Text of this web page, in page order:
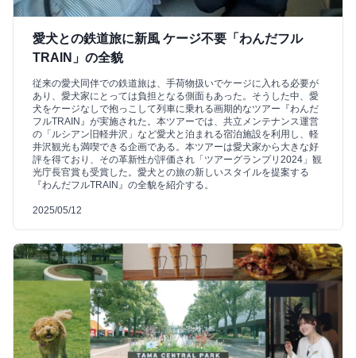
愛犬との鉄道旅に新風 ケージ不要「わんだフル
TRAIN」の全貌
従来の愛犬同伴での鉄道旅は、手荷物扱いでケージに入れる必要が
あり、愛犬家にとっては負担となる側面もあった。そうした中、愛
犬をケージなしで抱っこして列車に乗れる画期的なツアー『わんだ
フルTRAIN』が実施された。本ツアーでは、共立メンテナンス運営
の「ルシアン旧軽井沢」など愛犬と泊まれる宿泊施設を利用し、軽
井沢観光も満喫できる企画である。本ツアーは愛犬家から大きな好
評を得ており、その革新性が評価され「ツアーグランプリ2024」観
光庁長官賞も受賞した。愛犬との旅の新しいスタイルを提案する
『わんだフルTRAIN』の全貌を紹介する。
2025/05/12